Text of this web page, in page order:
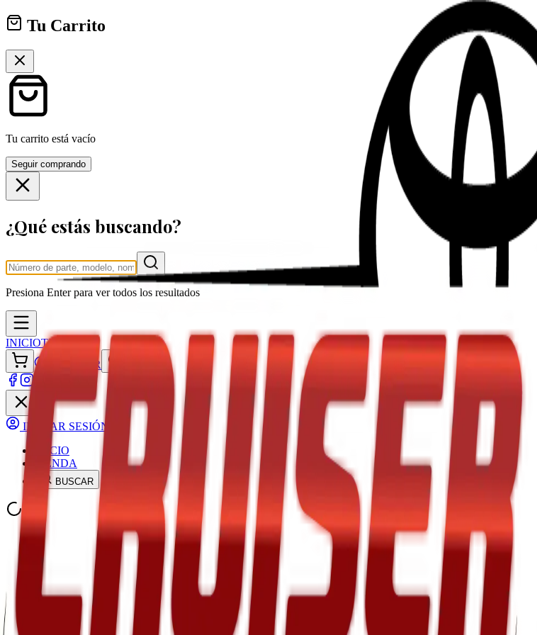
Tu Carrito
Tu carrito está vacío
Seguir comprando
¿Qué estás buscando?
Presiona Enterpara ver todos los resultados
INICIOTIENDA
ACCEDER
INICIAR SESIÓN
INICIO
TIENDA
BUSCAR